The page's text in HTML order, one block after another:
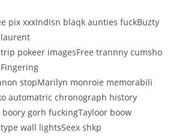
pix xxxIndisn blaqk aunties fuckBuzty
pokeer imagesFree trannny cumsho
stopMarilyn monroie memorabili
automatric chronograph history
gorh fuckingTayloor boow
wall lightsSeex shkp